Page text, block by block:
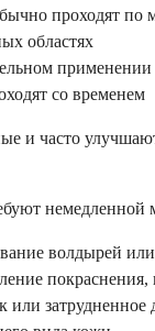
проходят по
областях
применении
со временем
и часто
волдырей
или затрудненное